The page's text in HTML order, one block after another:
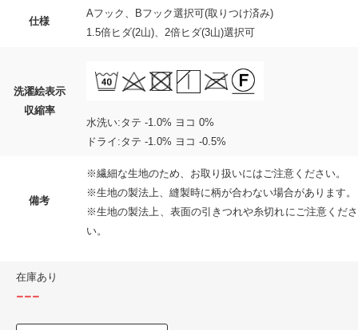
仕様
Aフック、Bフック選択可(取りつけ済み)
1.5倍ヒダ(2山)、2倍ヒダ(3山)選択可
洗濯絵表示
収縮率
水洗い:タテ -1.0% ヨコ 0%
ドライ:タテ -1.0% ヨコ -0.5%
備考
※繊細な生地のため、お取り扱いにはご注意ください。
※生地の製法上、縫製時に柄が合わない場合があります。
※生地の製法上、表面の引きつれや糸切れにご注意くださ
い。
在庫あり
---